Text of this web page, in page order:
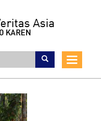
Toggle